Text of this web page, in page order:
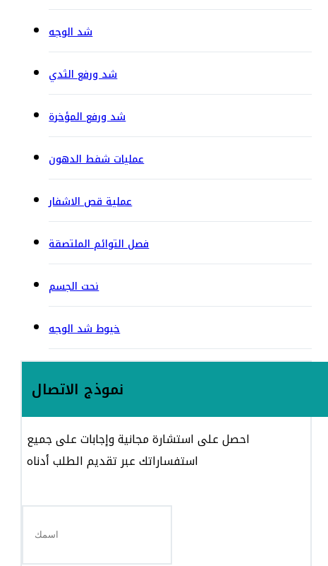
شد الوجه
شد ورفع الثدي
شد ورفع المؤخرة
عمليات شفط الدهون
عملية قص الاشفار
فصل التوائم الملتصقة
نحت الجسم
خيوط شد الوجه
نموذج الاتصال
احصل على استشارة مجانية وإجابات على جميع
استفساراتك عبر تقديم الطلب أدناه